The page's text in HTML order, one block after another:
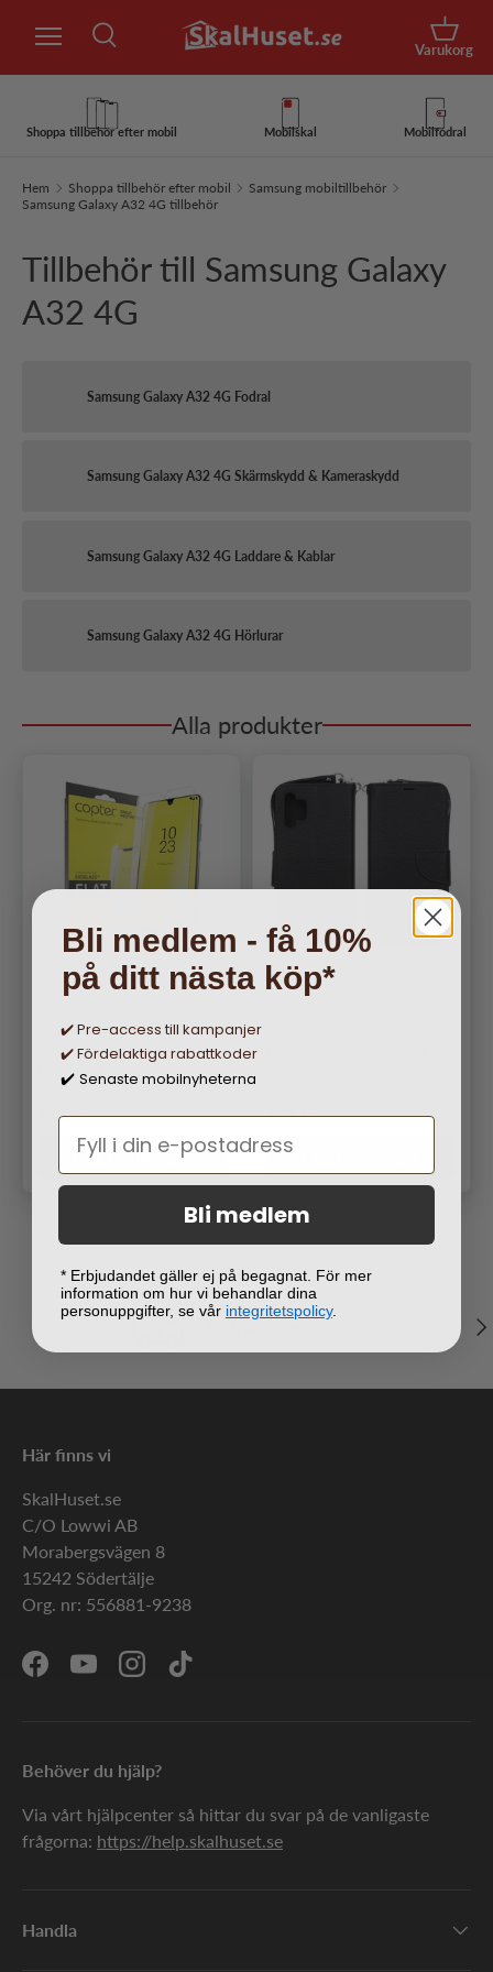
Hoppa till innehåll
Sök
Korg
Varukorg
Shoppa tillbehör efter mobil Mobilskal Mobilfodral
Hem Shoppa tillbehör efter mobil
Samsung mobiltillbehör
Samsung Galaxy A32 4G tillbehör
Tillbehör till Samsung Galaxy
A32 4G
Samsung Galaxy A32 4G Fodral
Samsung Galaxy A32 4G Skärmskydd & Kameraskydd
Samsung Galaxy A32 4G Laddare & Kablar
Samsung Galaxy A32 4G Hörlurar
Alla produkter
Copter Samsung Galaxy
A32 4G Skärmskydd
Exoglass Flat
Ordinarie pris
199 kr
Lägg i varukorgen
Ordinarie pris
179 kr
Fri frakt över 500 kr
Här finns vi
SkalHuset.se
C/O Lowwi AB
Morabergsvägen 8
15242 Södertälje
Org. nr: 556881-9238
FacebookYouTubeInstagramTikTok
Behöver du hjälp?
Via vårt hjälpcenter så hittar du svar på de vanligaste
frågorna: https://help.skalhuset.se
Handla
Bli medlem - få 10%
på ditt nästa köp*
✔️ Pre-access till kampanjer
✔️ Fördelaktiga rabattkoder
✔️ Senaste mobilnyheterna
Bli medlem
* Erbjudandet gäller ej på begagnat. För mer
information om hur vi behandlar dina
personuppgifter, se vår integritetspolicy.